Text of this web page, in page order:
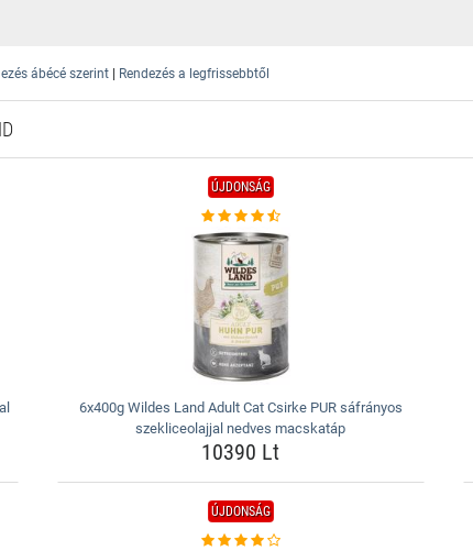
ábécé szerint | Rendezés a legfrissebbtől
ÚJDONSÁG
6x400g Wildes Land Adult Cat Csirke PUR sáfrányos
szekliceolajjal nedves macskatáp
10390 Lt
ÚJDONSÁG